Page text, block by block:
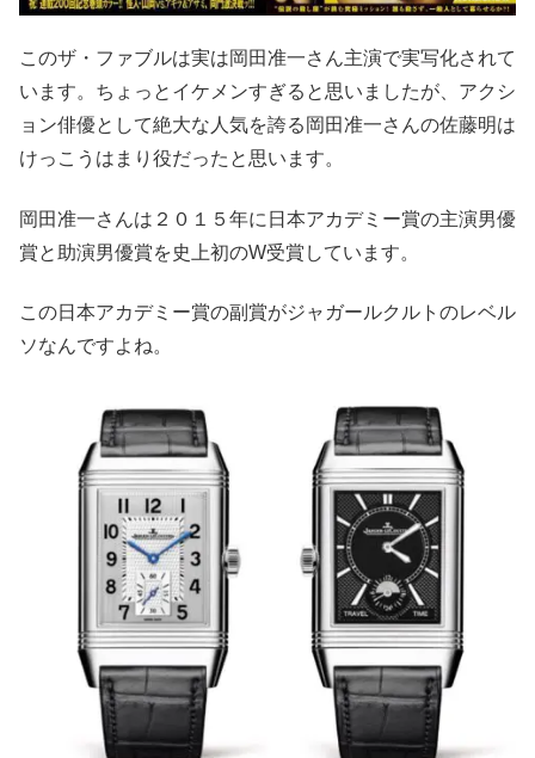
このザ・ファブルは実は岡田准一さん主演で実写化されて
います。ちょっとイケメンすぎると思いましたが、アクシ
ョン俳優として絶大な人気を誇る岡田准一さんの佐藤明は
けっこうはまり役だったと思います。
岡田准一さんは２０１５年に日本アカデミー賞の主演男優
賞と助演男優賞を史上初のW受賞しています。
この日本アカデミー賞の副賞がジャガールクルトのレベル
ソなんですよね。